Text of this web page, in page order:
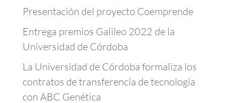
Presentación del proyecto Coemprende
Entrega premios Galileo 2022 de la
Universidad de Córdoba
La Universidad de Córdoba formaliza los
contratos de transferencia de tecnología
con ABC Genética